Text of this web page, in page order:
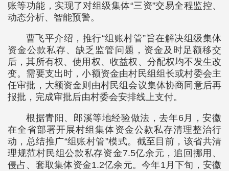
账等功能，实现了对组级集体“三资”交易全程监控、
动态分析、智能预警。
曹飞平介绍，推行“组账村管”旨在解决组级集体
资金公款私存、缺乏监管问题，资金及时足额移交
后，其所有权、使用权、收益权、分配权均不发生改
变。需要支出时，小额资金由村民组组长或村委会主
任审批，大额资金则由村民组会议集体协商同意后再
报批，完成审批后由村委会安排线上支付。
根据青阳、郎溪等地经验做法，去年6月，安徽
在全省部署开展村组集体资金公款私存清理整治行
动，总结推广“组账村管”模式。截至目前，该省共清
理规范村民组公款私存资金7.5亿余元，追回挪用、
侵占、套取集体资金1.2亿余元。今年1月下旬，安徽